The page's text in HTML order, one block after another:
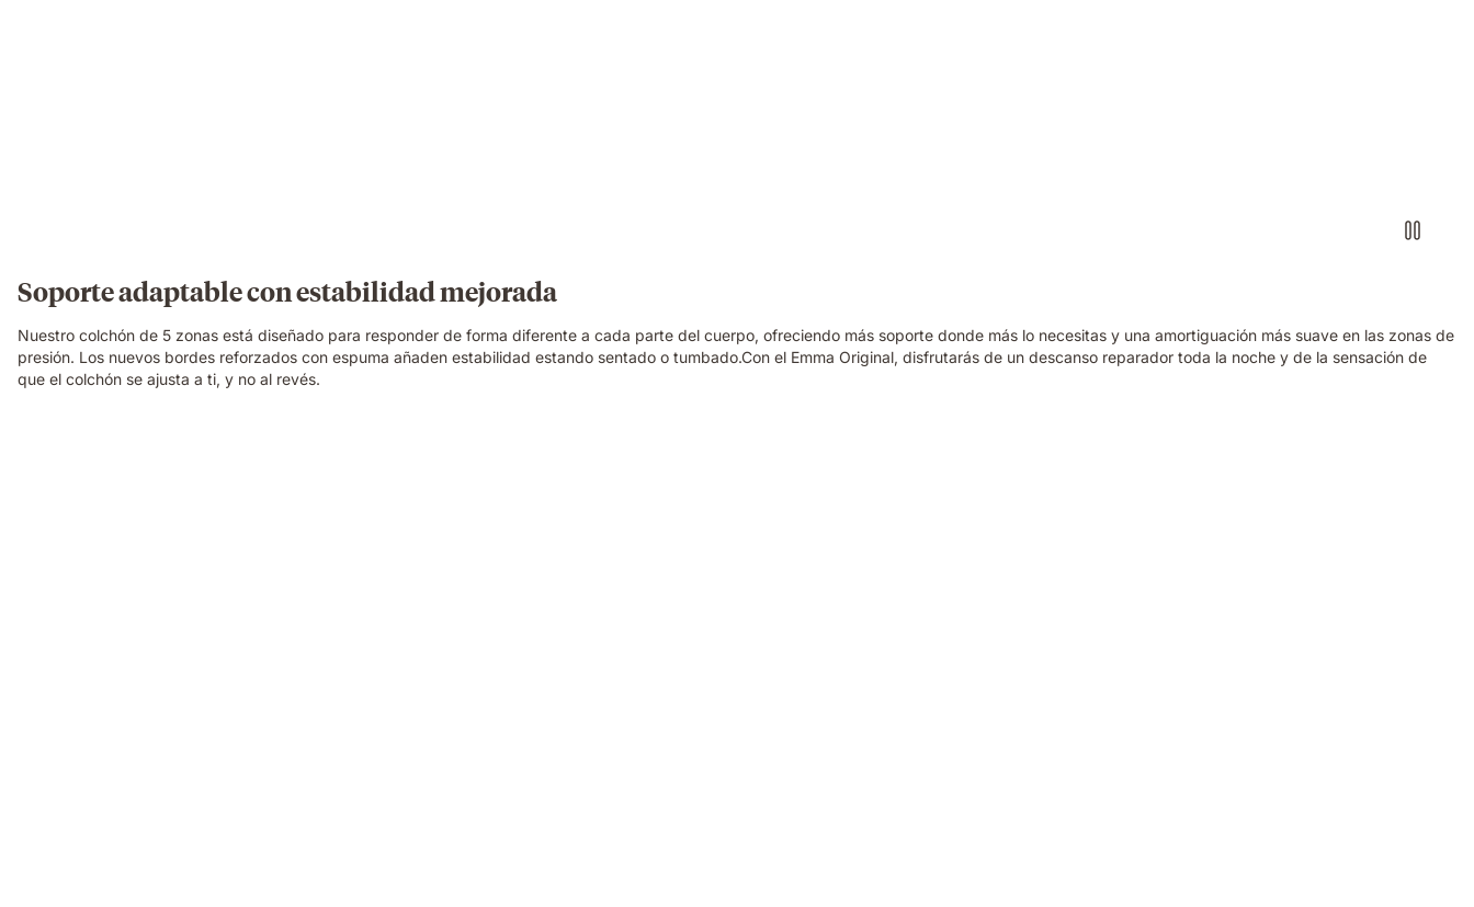
Soporte adaptable con estabilidad mejorada
Nuestro colchón de 5 zonas está diseñado para responder de forma diferente a cada parte del cuerpo, ofreciendo más soporte donde más lo necesitas y una amortiguación más suave en las zonas de
presión. Los nuevos bordes reforzados con espuma añaden estabilidad estando sentado o tumbado.Con el Emma Original, disfrutarás de un descanso reparador toda la noche y de la sensación de
que el colchón se ajusta a ti, y no al revés.